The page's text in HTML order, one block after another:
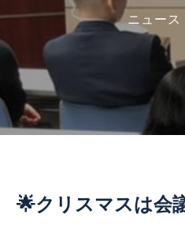
ニュース
🌟クリスマスは会